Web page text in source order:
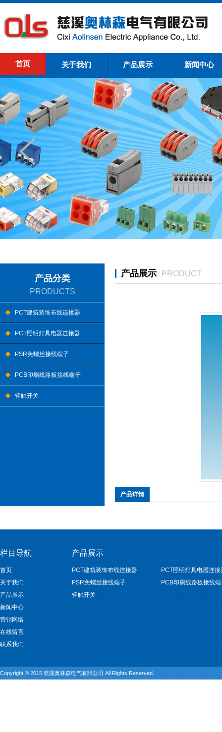
首页 关于我们 产品展示 新闻中心
产品分类
PRODUCTS
PCT建筑装饰布线连接器
PCT照明灯具电器连接器
PSR免螺丝接线端子
PCB印刷线路板接线端子
轻触开关
产品展示 PRODUCT
产品详情
栏目导航
首页
关于我们
产品展示
新闻中心
营销网络
在线留言
联系我们
产品展示
PCT建筑装饰布线连接器
PCT照明灯具电器连接
PSR免螺丝接线端子
PCB印刷线路板接线
轻触开关
Copyright © 2015 慈溪奥林森电气有限公司 All Rights Reserved.